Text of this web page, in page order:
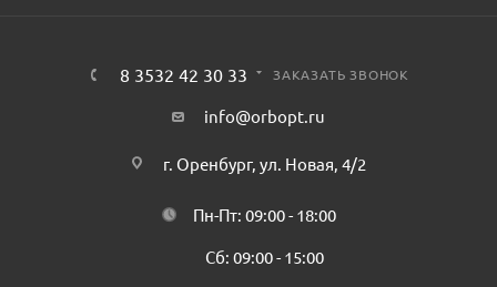
8 3532 42 30 33 ЗАКАЗАТЬ ЗВОНОК
info@orbopt.ru
г. Оренбург, ул. Новая, 4/2
Пн-Пт: 09:00 - 18:00
Сб: 09:00 - 15:00